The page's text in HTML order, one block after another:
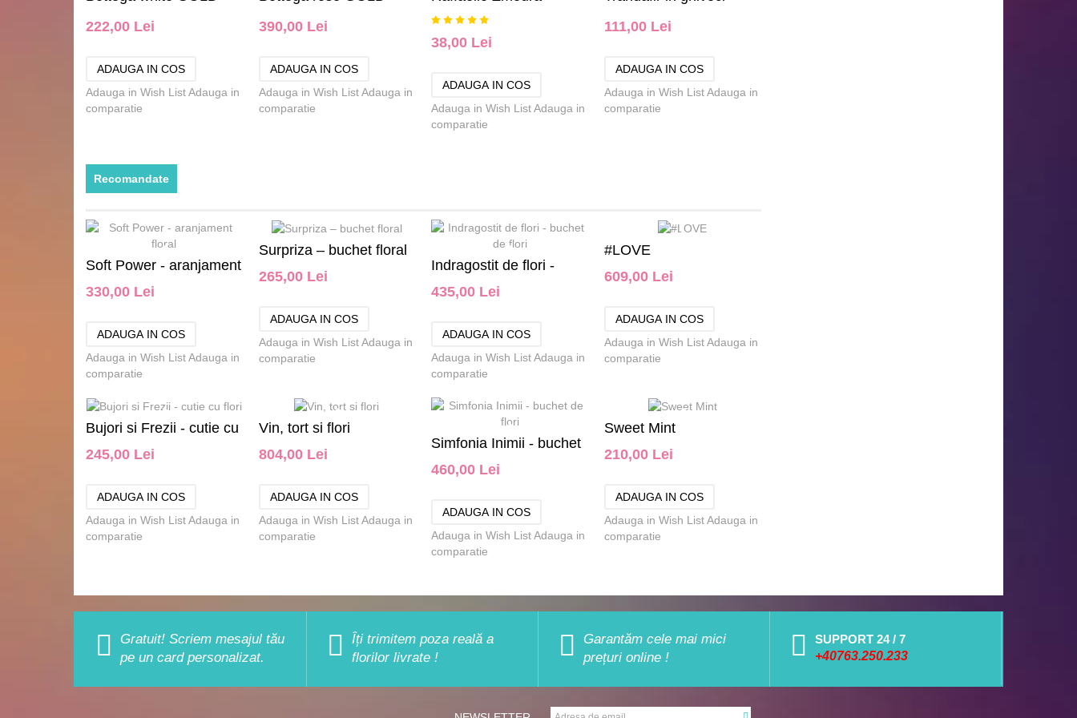
222,00 Lei
Adauga in Wish ListAdauga in
comparatie
390,00 Lei
Adauga in Wish List Adauga in
comparatie
38,00 Lei
Adauga in Wish List Adauga in
comparatie
111,00 Lei
Adauga in Wish ListAdauga in
comparatie
Recomandate
Soft Power - aranjament
floral
330,00 Lei
Adauga in Wish ListAdauga in
comparatie
Surpriza – buchet floral
265,00 Lei
Adauga in Wish List Adauga in
comparatie
Indragostit de flori -
buchet de flori
435,00 Lei
Adauga in Wish List Adauga in
comparatie
#LOVE
609,00 Lei
Adauga in Wish ListAdauga in
comparatie
Bujori si Frezii - cutie cu
flori
245,00 Lei
Adauga in Wish ListAdauga in
comparatie
Vin, tort si flori
804,00 Lei
Adauga in Wish List Adauga in
comparatie
Simfonia Inimii - buchet
de flori
460,00 Lei
Adauga in Wish List Adauga in
comparatie
Sweet Mint
210,00 Lei
Adauga in Wish ListAdauga in
comparatie
Gratuit! Scriem mesajul tău
pe un card personalizat.
Îți trimitem poza reală a
florilor livrate !
Garantăm cele mai mici
prețuri online !
SUPPORT 24 / 7
+40763.250.233